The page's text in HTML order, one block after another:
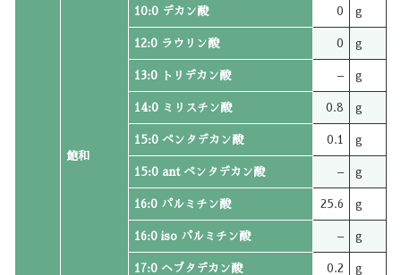
飽和
10:0 デカン酸 0 g
12:0 ラウリン酸 0 g
13:0 トリデカン酸 – g
14:0 ミリスチン酸 0.8 g
15:0 ペンタデカン酸 0.1 g
15:0 ant ペンタデカン酸 – g
16:0 パルミチン酸 25.6 g
16:0 iso パルミチン酸 – g
17:0 ヘプタデカン酸 0.2 g